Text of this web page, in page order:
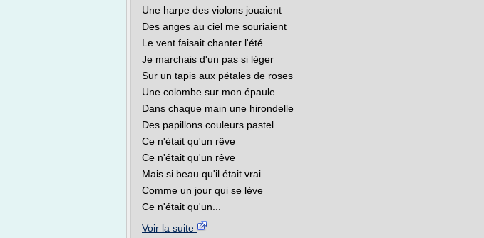
Une harpe des violons jouaient
Des anges au ciel me souriaient
Le vent faisait chanter l'été
Je marchais d'un pas si léger
Sur un tapis aux pétales de roses
Une colombe sur mon épaule
Dans chaque main une hirondelle
Des papillons couleurs pastel
Ce n'était qu'un rêve
Ce n'était qu'un rêve
Mais si beau qu'il était vrai
Comme un jour qui se lève
Ce n'était qu'un...
Voir la suite